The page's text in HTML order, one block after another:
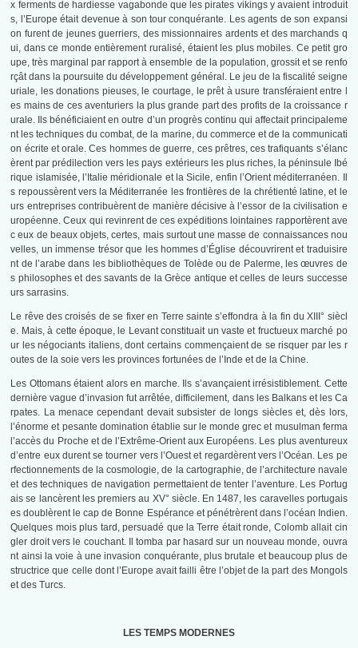
x ferments de hardiesse vagabonde que les pirates vikings y avaient introduit
s, l’Europe était devenue à son tour conquérante. Les agents de son expansi
on furent de jeunes guerriers, des missionnaires ardents et des marchands q
ui, dans ce monde entièrement ruralisé, étaient les plus mobiles. Ce petit gro
upe, très marginal par rapport à ensemble de la population, grossit et se renfo
rçât dans la poursuite du développement général. Le jeu de la fiscalité seigne
uriale, les donations pieuses, le courtage, le prêt à usure transféraient entre l
es mains de ces aventuriers la plus grande part des profits de la croissance r
urale. Ils bénéficiaient en outre d’un progrès continu qui affectait principaleme
nt les techniques du combat, de la marine, du commerce et de la communicati
on écrite et orale. Ces hommes de guerre, ces prêtres, ces trafiquants s’élanc
èrent par prédilection vers les pays extérieurs les plus riches, la péninsule Ibé
rique islamisée, l’Italie méridionale et la Sicile, enfin l’Orient méditerranéen. Il
s repoussèrent vers la Méditerranée les frontières de la chrétienté latine, et le
urs entreprises contribuèrent de manière décisive à l’essor de la civilisation e
uropéenne. Ceux qui revinrent de ces expéditions lointaines rapportèrent ave
c eux de beaux objets, certes, mais surtout une masse de connaissances nou
velles, un immense trésor que les hommes d’Église découvrirent et traduisire
nt de l’arabe dans les bibliothèques de Tolède ou de Palerme, les œuvres de
s philosophes et des savants de la Grèce antique et celles de leurs successe
urs sarrasins.
Le rêve des croisés de se fixer en Terre sainte s’effondra à la fin du XIII° siècl
e. Mais, à cette époque, le Levant constituait un vaste et fructueux marché po
ur les négociants italiens, dont certains commençaient de se risquer par les r
outes de la soie vers les provinces fortunées de l’Inde et de la Chine.
Les Ottomans étaient alors en marche. Ils s’avançaient irrésistiblement. Cette
dernière vague d’invasion fut arrêtée, difficilement, dans les Balkans et les Ca
rpates. La menace cependant devait subsister de longs siècles et, dès lors,
l’énorme et pesante domination établie sur le monde grec et musulman ferma
l’accès du Proche et de l’Extrême-Orient aux Européens. Les plus aventureux
d’entre eux durent se tourner vers l’Ouest et regardèrent vers l’Océan. Les pe
rfectionnements de la cosmologie, de la cartographie, de l’architecture navale
et des techniques de navigation permettaient de tenter l’aventure. Les Portug
ais se lancèrent les premiers au XV° siècle. En 1487, les caravelles portugais
es doublèrent le cap de Bonne Espérance et pénétrèrent dans l’océan Indien.
Quelques mois plus tard, persuadé que la Terre était ronde, Colomb allait cin
gler droit vers le couchant. Il tomba par hasard sur un nouveau monde, ouvra
nt ainsi la voie à une invasion conquérante, plus brutale et beaucoup plus de
structrice que celle dont l’Europe avait failli être l’objet de la part des Mongols
et des Turcs.
LES TEMPS MODERNES